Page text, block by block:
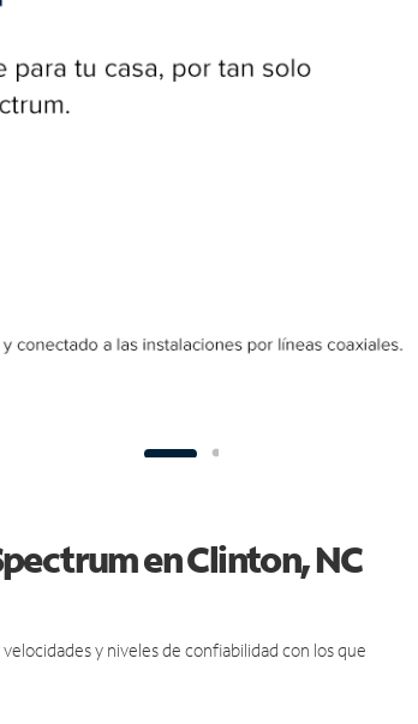
en Clinton, NC
y niveles de confiabilidad con los que